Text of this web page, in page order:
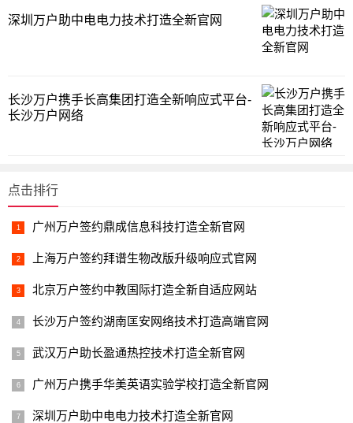
深圳万户助中电电力技术打造全新官网
长沙万户携手长高集团打造全新响应式平台-
长沙万户网络
点击排行
广州万户签约鼎成信息科技打造全新官网
上海万户签约拜谱生物改版升级响应式官网
北京万户签约中教国际打造全新自适应网站
长沙万户签约湖南匡安网络技术打造高端官网
武汉万户助长盈通热控技术打造全新官网
广州万户携手华美英语实验学校打造全新官网
深圳万户助中电电力技术打造全新官网